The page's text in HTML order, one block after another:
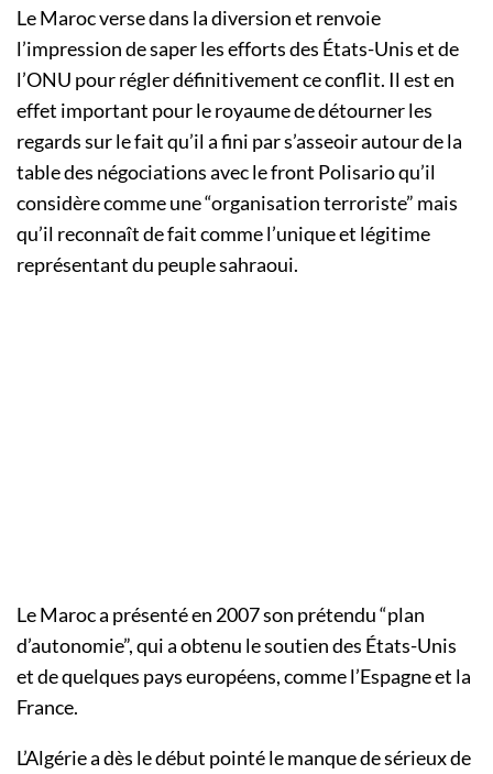
Le Maroc verse dans la diversion et renvoie
l’impression de saper les efforts des États-Unis et de
l’ONU pour régler définitivement ce conflit. Il est en
effet important pour le royaume de détourner les
regards sur le fait qu’il a fini par s’asseoir autour de la
table des négociations avec le front Polisario qu’il
considère comme une “organisation terroriste” mais
qu’il reconnaît de fait comme l’unique et légitime
représentant du peuple sahraoui.
Le Maroc a présenté en 2007 son prétendu “plan
d’autonomie”, qui a obtenu le soutien des États-Unis
et de quelques pays européens, comme l’Espagne et la
France.
L’Algérie a dès le début pointé le manque de sérieux de